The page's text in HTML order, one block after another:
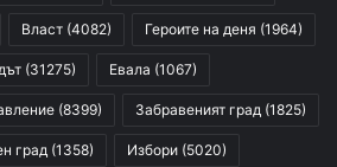
Власт (4082) Героите на деня (1964)
(31275) Евала (1067)
(8399) Забравеният град (1825)
град (1358) Избори (5020)